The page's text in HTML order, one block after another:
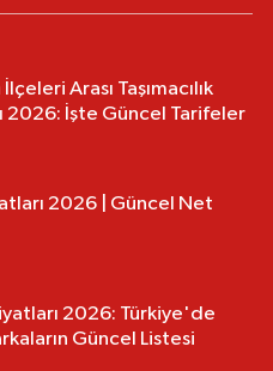
Arası Taşımacılık
2026: İşte Güncel Tarifeler
2026 | Güncel Net
2026: Türkiye'de
Güncel Listesi